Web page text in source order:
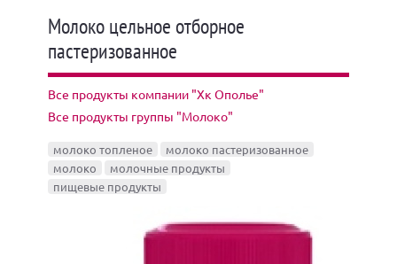
Молоко цельное отборное
пастеризованное
Все продукты компании "Хк Ополье"
Все продукты группы "Молоко"
молоко топленое
молоко пастеризованное
молоко
молочные продукты
пищевые продукты